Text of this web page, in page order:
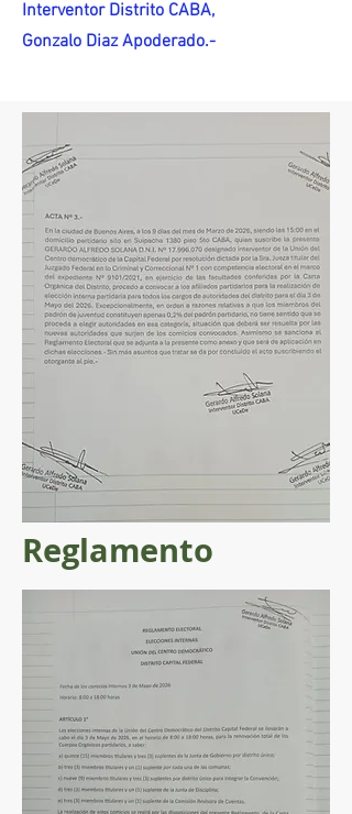
Interventor Distrito CABA,
Gonzalo Diaz Apoderado.-
Reglamento